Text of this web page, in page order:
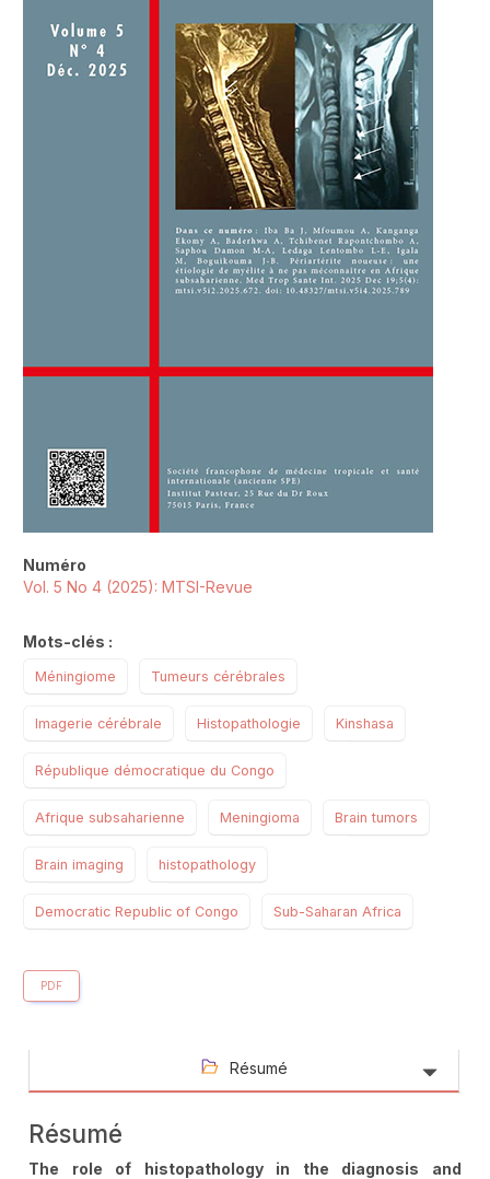
Numéro
Vol. 5 No 4 (2025): MTSI-Revue
Mots-clés :
Méningiome Tumeurs cérébrales
Imagerie cérébrale Histopathologie Kinshasa
République démocratique du Congo
Afrique subsaharienne Meningioma Brain tumors
Brain imaging histopathology
Democratic Republic of Congo Sub-Saharan Africa
PDF
Résumé
Résumé
The role of histopathology in the diagnosis and